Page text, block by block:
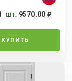
1шт: 9570.00 ₽
КУПИТЬ